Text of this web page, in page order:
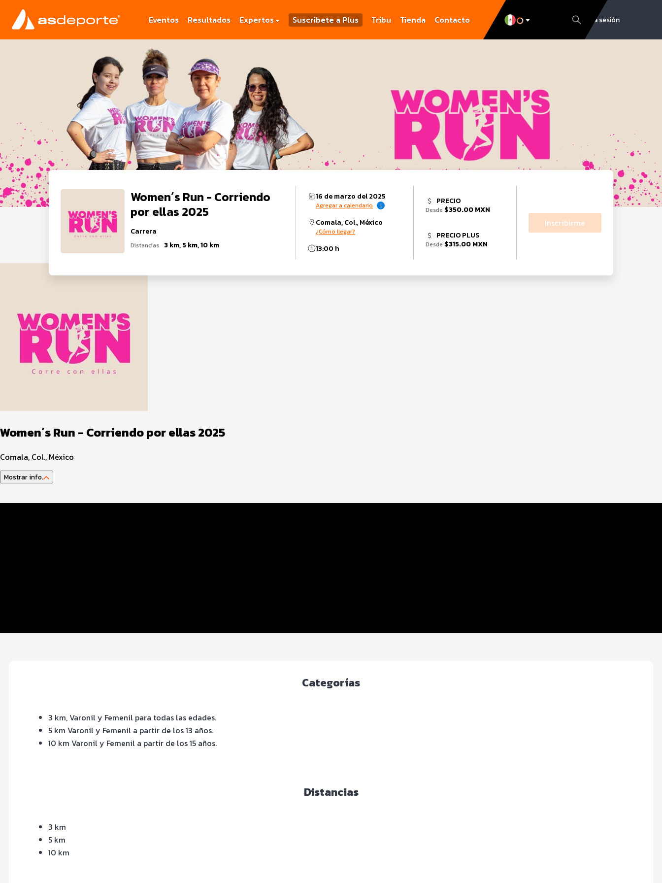
Eventos Resultados Expertos Suscribete a Plus Tribu Tienda Contacto Inicia sesión
Women´s Run - Corriendo
por ellas 2025
Carrera
Distancias 3 km, 5 km, 10 km
16 de marzo del 2025
Agregar a calendario
Comala, Col., México
¿Cómo llegar?
13:00 h
PRECIO
Desde $350.00 MXN
PRECIO PLUS
Desde $315.00 MXN
Inscribirme
Women´s Run - Corriendo por ellas 2025
Comala, Col., México
Mostrar info.
Categorías
3 km, Varonil y Femenil para todas las edades.
5 km Varonil y Femenil a partir de los 13 años.
10 km Varonil y Femenil a partir de los 15 años.
Distancias
3 km
5 km
10 km